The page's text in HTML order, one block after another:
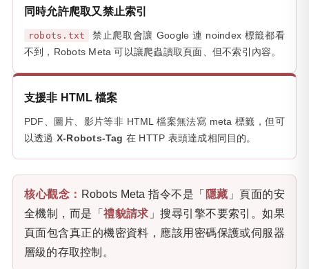
同時允許爬取又禁止索引
robots.txt
禁止爬取會讓 Google 連 noindex 標籤都看
不到，Robots Meta 可以讓爬蟲讀取頁面、但不索引內容。
支援非 HTML 檔案
PDF、圖片、影片等非 HTML 檔案無法寫 meta 標籤，但可
以透過 X-Robots-Tag 在 HTTP 表頭達成相同目的。
核心觀念： Robots Meta 指令不是「 隱藏 」頁面的安
全機制，而是「禮貌請求 」搜尋引擎不要索引。如果
頁面包含真正的機密資料，應該用密碼保護或伺服器
層級的存取控制。